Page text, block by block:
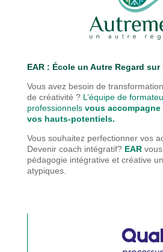
EAR : École un Autre Regard
Vous avez besoin de
de créativité ? L’équipe de
professionnels vous
vos hauts-potentiels.
Vous souhaitez perfectionner vos
Devenir coach intégratif? EAR
pédagogie intégrative et créative
atypiques.